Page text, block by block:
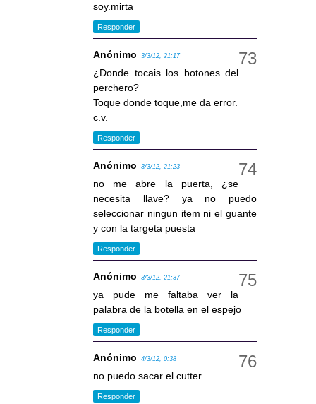
soy.mirta
Responder
Anónimo 3/3/12, 21:17
¿Donde tocais los botones del
perchero?
Toque donde toque,me da error.
c.v.
Responder
Anónimo 3/3/12, 21:23
no me abre la puerta, ¿se
necesita llave? ya no puedo
seleccionar ningun item ni el guante
y con la targeta puesta
Responder
Anónimo 3/3/12, 21:37
ya pude me faltaba ver la
palabra de la botella en el espejo
Responder
Anónimo 4/3/12, 0:38
no puedo sacar el cutter
Responder